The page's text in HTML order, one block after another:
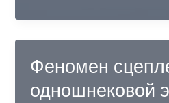
экструдеров
в
сухих
электродов
Феномен
одношнековой